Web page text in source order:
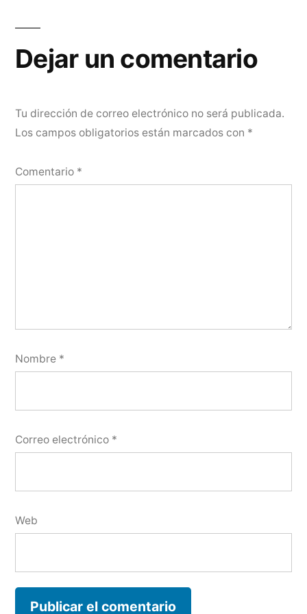
entradas
Dejar un comentario
Tu dirección de correo electrónico no será publicada.
Los campos obligatorios están marcados con *
Comentario *
Nombre *
Correo electrónico *
Web